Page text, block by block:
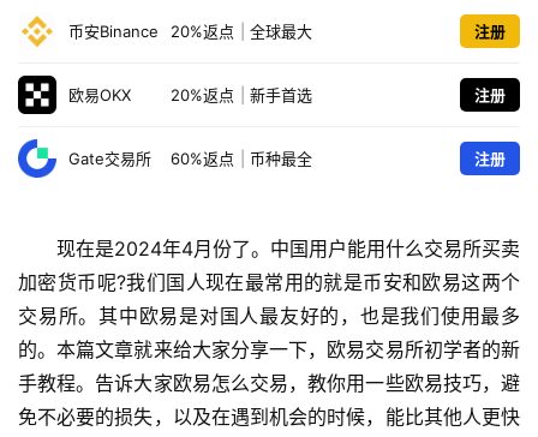
币安Binance 20%返点 全球最大 注册
欧易OKX 20%返点 新手首选 注册
Gate交易所 60%返点 币种最全 注册
现在是2024年4月份了。中国用户能用什么交易所买卖
加密货币呢?我们国人现在最常用的就是币安和欧易这两个
交易所。其中欧易是对国人最友好的，也是我们使用最多
的。本篇文章就来给大家分享一下，欧易交易所初学者的新
手教程。告诉大家欧易怎么交易，教你用一些欧易技巧，避
免不必要的损失，以及在遇到机会的时候，能比其他人更快